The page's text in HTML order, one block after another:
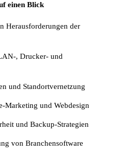
einen Blick
Herausforderungen der
, Drucker- und
und Standortvernetzung
Marketing und Webdesign
und Backup-Strategien
von Branchensoftware